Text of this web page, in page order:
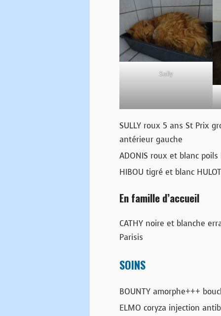
Sully
SULLY roux 5 ans St Prix
antérieur gauche
ADONIS roux et blanc
HIBOU tigré et blanc
En famille d’accueil
CATHY noire et blanche
Parisis
SOINS
BOUNTY amorphe+++
ELMO coryza injection